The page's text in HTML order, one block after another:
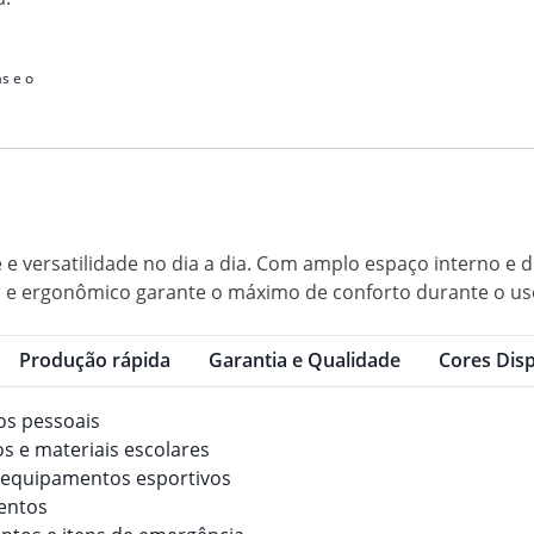
e o
versatilidade no dia a dia. Com amplo espaço interno
ergonômico garante o máximo de conforto durante o
Produção rápida Garantia e Qualidade Cores
pessoais
e materiais escolares
esportivos